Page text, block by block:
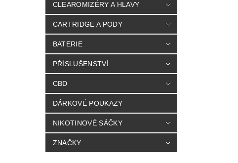
CLEAROMIZÉRY A HLAVY
CARTRIDGE A PODY
BATERIE
PŘÍSLUŠENSTVÍ
CBD
DÁRKOVÉ POUKAZY
NIKOTINOVÉ SÁČKY
ZNAČKY